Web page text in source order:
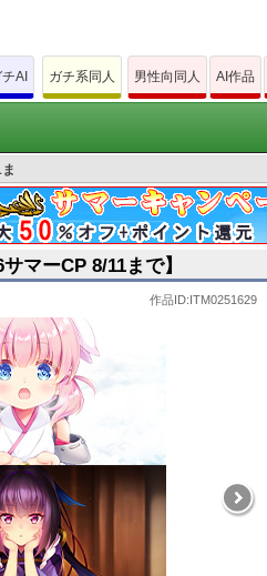
AI ガチ系同人 男性向同人 AI作品
マーCP 8/11まで】
作品ID:ITM0251629